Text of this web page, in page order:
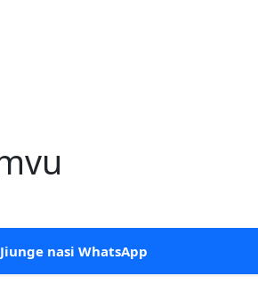
Jiunge nasi WhatsApp